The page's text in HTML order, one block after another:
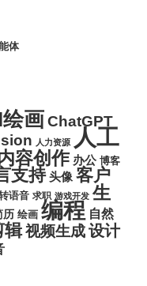
体
画ChatGPT
人力资源 人工
容创作 办公 博客
支持 头像 客户
语音 求职 游戏开发 生
历 绘画 编程 自然
辑视频生成设计